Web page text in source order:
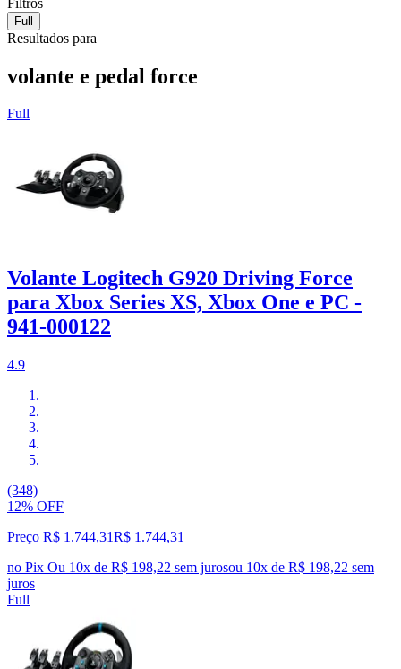
Full
Resultados para
volante e pedal force
Full
Volante Logitech G920 Driving Force
para Xbox Series XS, Xbox One e PC -
941-000122
4.9
(348)
12% OFF
Preço R$ 1.744,31R$ 1.744,31
no Pix Ou 10x de R$ 198,22 sem jurosou 10x de R$ 198,22 sem
juros
Full